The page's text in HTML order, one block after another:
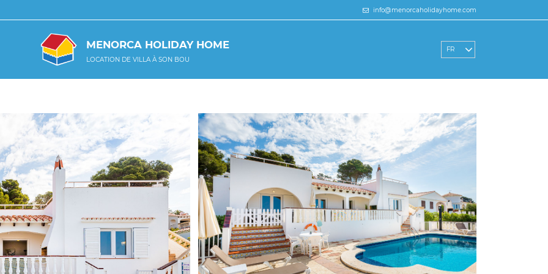
info@menorcaholidayhome.com
MENORCA HOLIDAY HOME
LOCATION DE VILLA À SON BOU
FR